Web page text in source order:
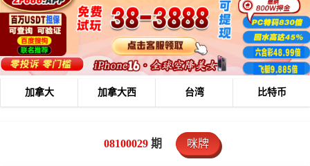
加拿大 加拿大西 台湾 比特币
08100029 期 咪牌